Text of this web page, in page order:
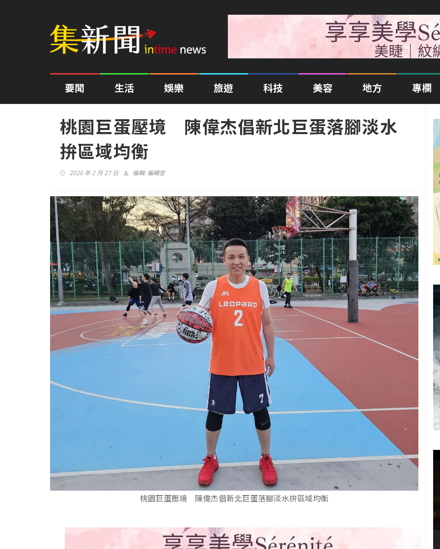
要聞 生活 娛樂 旅遊 科技 美容 地方 專欄
桃園巨蛋壓境 陳偉杰倡新北巨蛋落腳淡水
拚區域均衡
2026 年 2 月 27 日 編輯:編輯室
桃園巨蛋壓境 陳偉杰倡新北巨蛋落腳淡水拚區域均衡